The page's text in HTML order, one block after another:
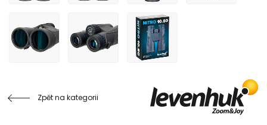
Zpět na kategorii